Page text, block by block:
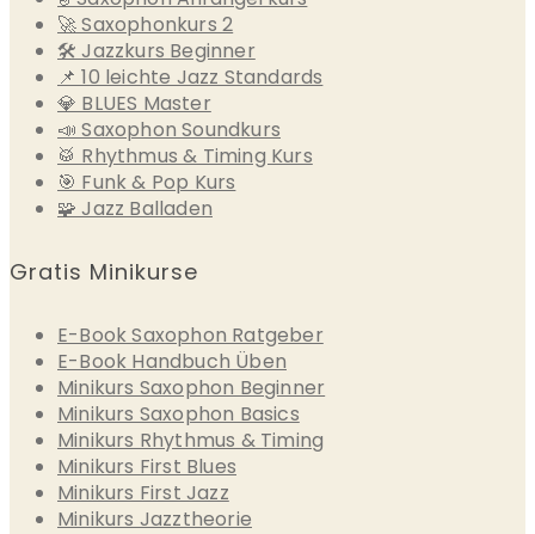
🚀 Saxophonkurs 2
🛠 Jazzkurs Beginner
📌 10 leichte Jazz Standards
💎 BLUES Master
📣 Saxophon Soundkurs
🥁 Rhythmus & Timing Kurs
🎯 Funk & Pop Kurs
🧩 Jazz Balladen
Gratis Minikurse
E-Book Saxophon Ratgeber
E-Book Handbuch Üben
Minikurs Saxophon Beginner
Minikurs Saxophon Basics
Minikurs Rhythmus & Timing
Minikurs First Blues
Minikurs First Jazz
Minikurs Jazztheorie